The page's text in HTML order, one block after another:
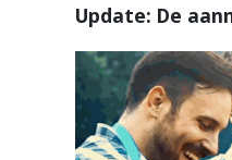
Update: De